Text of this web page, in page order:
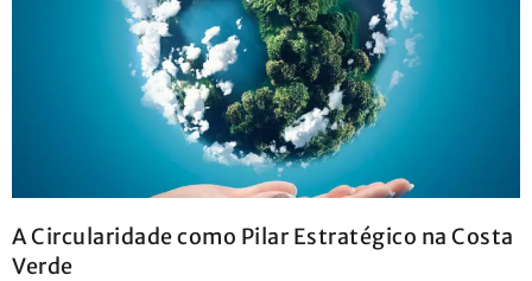
A Circularidade como Pilar Estratégico na Costa
Verde